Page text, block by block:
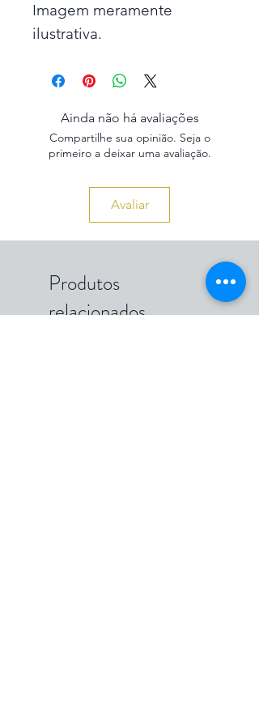
Imagem meramente
ilustrativa.
Ainda não há avaliações
Compartilhe sua opinião. Seja o
primeiro a deixar uma avaliação.
Avaliar
Produtos
relacionados